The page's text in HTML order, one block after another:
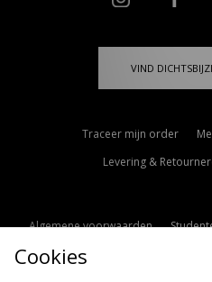
VIND
Traceer mijn order
Levering &
Algemene voorwaarden
Cookie Instellingen
Cookies